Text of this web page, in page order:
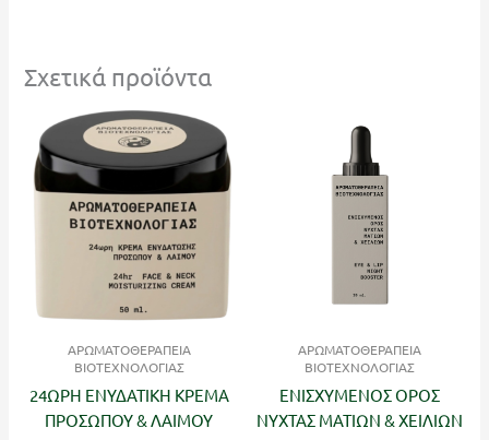
Σχετικά προϊόντα
ΑΡΩΜΑΤΟΘΕΡΑΠΕΙΑ
ΒΙΟΤΕΧΝΟΛΟΓΙΑΣ
24ΩΡΗ ΕΝΥΔΑΤΙΚΗ ΚΡΕΜΑ
ΠΡΟΣΩΠΟΥ & ΛΑΙΜΟΥ
ΑΡΩΜΑΤΟΘΕΡΑΠΕΙΑ
ΒΙΟΤΕΧΝΟΛΟΓΙΑΣ
ΕΝΙΣΧΥΜΕΝΟΣ ΟΡΟΣ
ΝΥΧΤΑΣ ΜΑΤΙΩΝ & ΧΕΙΛΙΩΝ